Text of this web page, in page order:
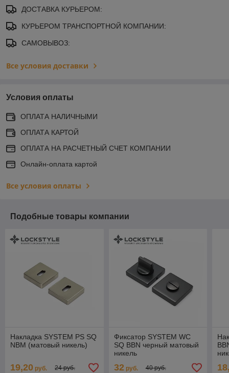
ДОСТАВКА КУРЬЕРОМ:
КУРЬЕРОМ ТРАНСПОРТНОЙ КОМПАНИИ:
САМОВЫВОЗ:
Все условия доставки
Условия оплаты
ОПЛАТА НАЛИЧНЫМИ
ОПЛАТА КАРТОЙ
ОПЛАТА НА РАСЧЕТНЫЙ СЧЕТ КОМПАНИИ
Онлайн-оплата картой
Все условия оплаты
Подобные товары компании
Накладка SYSTEM PS SQ
NBM (матовый никель)
19,20 руб. 24 руб.
Фиксатор SYSTEM WC
SQ BBN черный матовый
никель
32руб. 40 руб.